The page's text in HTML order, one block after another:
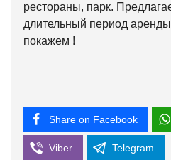
рестораны, парк.
длительный период
покажем !
Share on Facebook
Viber Telegram